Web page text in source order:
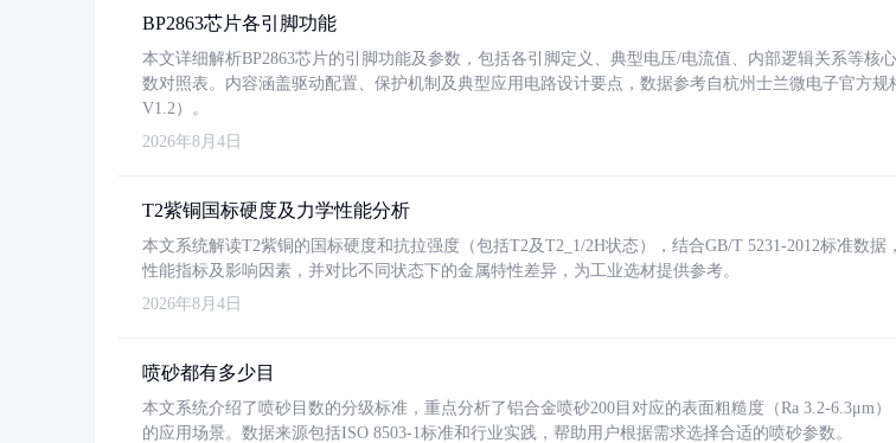
BP2863芯片各引脚功能
本文详细解析BP2863芯片的引脚功能及参数，包括各引脚定义、典型电压/电流值、内部逻辑关系等核
数对照表。内容涵盖驱动配置、保护机制及典型应用电路设计要点，数据参考自杭州士兰微电子官方规
V1.2）。
2026年8月4日
T2紫铜国标硬度及力学性能分析
本文系统解读T2紫铜的国标硬度和抗拉强度（包括T2及T2_1/2H状态），结合GB/T 5231-2012标准数据
性能指标及影响因素，并对比不同状态下的金属特性差异，为工业选材提供参考。
2026年8月4日
喷砂都有多少目
本文系统介绍了喷砂目数的分级标准，重点分析了铝合金喷砂200目对应的表面粗糙度（Ra 3.2-6.3μm
的应用场景。数据来源包括ISO 8503-1标准和行业实践，帮助用户根据需求选择合适的喷砂参数。